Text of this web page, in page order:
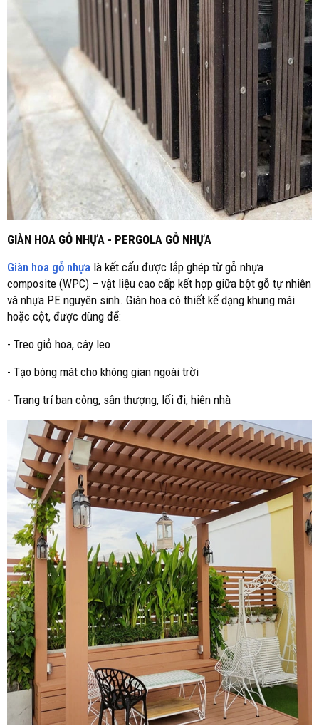
GIÀN HOA GỖ NHỰA - PERGOLA GỖ NHỰA
Giàn hoa gỗ nhựa là kết cấu được lắp ghép từ gỗ nhựa
composite (WPC) – vật liệu cao cấp kết hợp giữa bột gỗ tự nhiên
và nhựa PE nguyên sinh. Giàn hoa có thiết kế dạng khung mái
hoặc cột, được dùng để:
- Treo giỏ hoa, cây leo
- Tạo bóng mát cho không gian ngoài trời
- Trang trí ban công, sân thượng, lối đi, hiên nhà